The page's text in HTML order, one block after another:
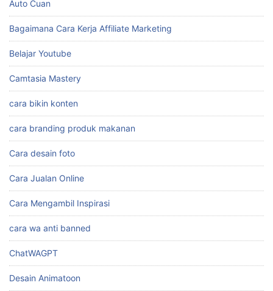
Auto Cuan
Bagaimana Cara Kerja Affiliate Marketing
Belajar Youtube
Camtasia Mastery
cara bikin konten
cara branding produk makanan
Cara desain foto
Cara Jualan Online
Cara Mengambil Inspirasi
cara wa anti banned
ChatWAGPT
Desain Animatoon